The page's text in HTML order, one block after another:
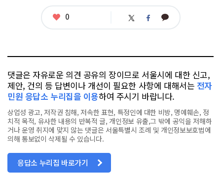
좋
0 트 페 카
댓글은 자유로운 의견 공유의 장이므로 서울시에 대한 신고,
제안, 건의 등 답변이나 개선이 필요한 사항에 대해서는 전자
민원 응답소 누리집을 이용하여 주시기 바랍니다.
상업성 광고, 저작권 침해, 저속한 표현, 특정인에 대한 비방, 명예훼손, 정
치적 목적, 유사한 내용의 반복적 글, 개인정보 유출,그 밖에 공익을 저해하
거나 운영 취지에 맞지 않는 댓글은 서울특별시 조례 및 개인정보보호법에
의해 통보없이 삭제될 수 있습니다.
응답소 누리집 바로가기